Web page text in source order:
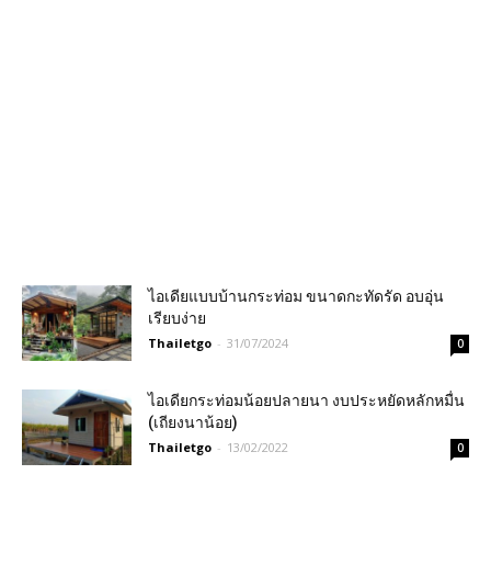
ไอเดียแบบบ้านกระท่อม ขนาดกะทัดรัด อบอุ่น
เรียบง่าย
Thailetgo - 31/07/2024 0
ไอเดียกระท่อมน้อยปลายนา งบประหยัดหลักหมื่น
(เถียงนาน้อย)
Thailetgo - 13/02/2022 0